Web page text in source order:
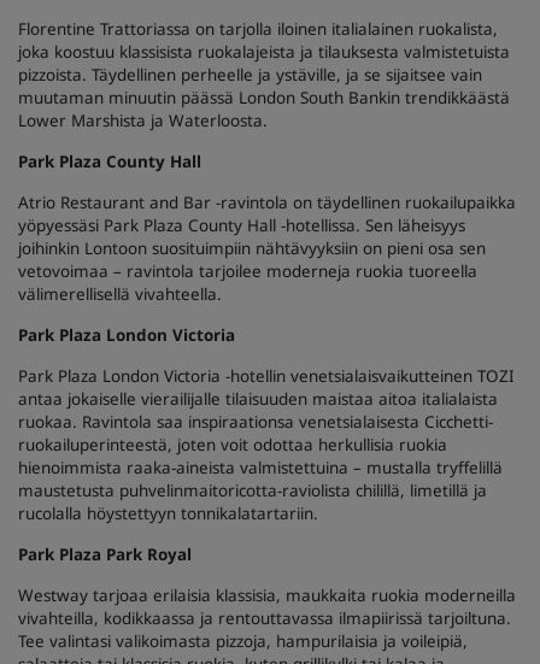
Florentine Trattoriassa on tarjolla iloinen italialainen ruokalista,
joka koostuu klassisista ruokalajeista ja tilauksesta valmistetuista
pizzoista. Täydellinen perheelle ja ystäville, ja se sijaitsee vain
muutaman minuutin päässä London South Bankin trendikkäästä
Lower Marshista ja Waterloosta.
Park Plaza County Hall
Atrio Restaurant and Bar -ravintola on täydellinen ruokailupaikka
yöpyessäsi Park Plaza County Hall -hotellissa. Sen läheisyys
joihinkin Lontoon suosituimpiin nähtävyyksiin on pieni osa sen
vetovoimaa – ravintola tarjoilee moderneja ruokia tuoreella
välimerellisellä vivahteella.
Park Plaza London Victoria
Park Plaza London Victoria -hotellin venetsialaisvaikutteinen TOZI
antaa jokaiselle vierailijalle tilaisuuden maistaa aitoa italialaista
ruokaa. Ravintola saa inspiraationsa venetsialaisesta Cicchetti-
ruokailuperinteestä, joten voit odottaa herkullisia ruokia
hienoimmista raaka-aineista valmistettuina – mustalla tryffelillä
maustetusta puhvelinmaitoricotta-raviolista chilillä, limetillä ja
rucolalla höystettyyn tonnikalatartariin.
Park Plaza Park Royal
Westway tarjoaa erilaisia klassisia, maukkaita ruokia moderneilla
vivahteilla, kodikkaassa ja rentouttavassa ilmapiirissä tarjoiltuna.
Tee valintasi valikoimasta pizzoja, hampurilaisia ja voileipiä,